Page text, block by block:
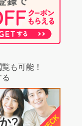
も可能！